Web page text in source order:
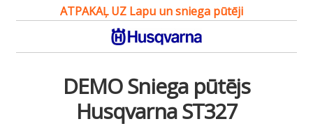
ATPAKAĻ UZ Lapu un sniega pūtēji
DEMO Sniega pūtējs
Husqvarna ST327